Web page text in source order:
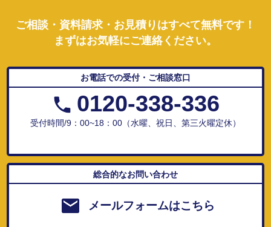
ご相談・資料請求・お見積りはすべて無料です！
まずはお気軽にご連絡ください。
お電話での受付・ご相談窓口
0120-338-336
受付時間/9：00~18：00（水曜、祝日、第三火曜定休）
総合的なお問い合わせ
メールフォームはこちら